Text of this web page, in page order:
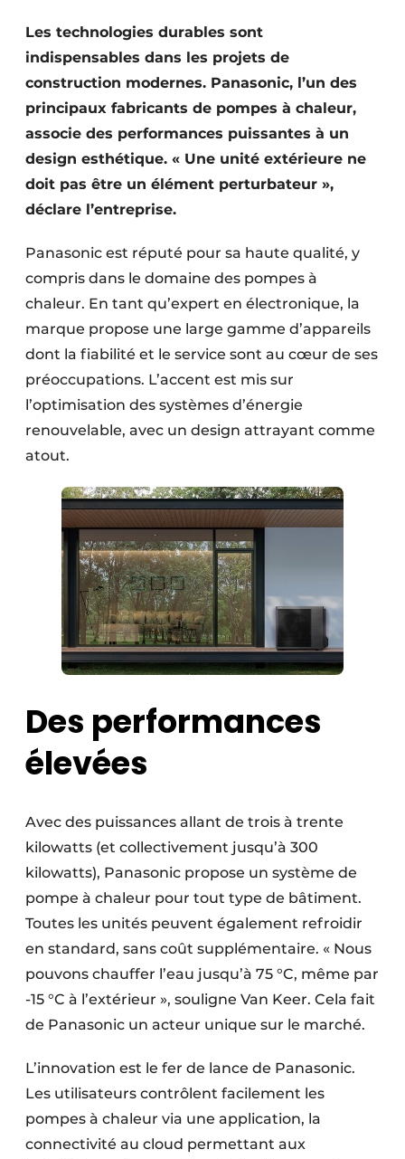
S’inscrire
Termes et conditions
Video’s
Les technologies durables sont
indispensables dans les projets de
construction modernes. Panasonic, l’un des
principaux fabricants de pompes à chaleur,
associe des performances puissantes à un
design esthétique. « Une unité extérieure ne
doit pas être un élément perturbateur »,
déclare l’entreprise.
Panasonic est réputé pour sa haute qualité, y
compris dans le domaine des pompes à
chaleur. En tant qu’expert en électronique, la
marque propose une large gamme d’appareils
dont la fiabilité et le service sont au cœur de ses
préoccupations. L’accent est mis sur
l’optimisation des systèmes d’énergie
renouvelable, avec un design attrayant comme
atout.
Des performances
élevées
Avec des puissances allant de trois à trente
kilowatts (et collectivement jusqu’à 300
kilowatts), Panasonic propose un système de
pompe à chaleur pour tout type de bâtiment.
Toutes les unités peuvent également refroidir
en standard, sans coût supplémentaire. « Nous
pouvons chauffer l’eau jusqu’à 75 °C, même par
-15 °C à l’extérieur », souligne Van Keer. Cela fait
de Panasonic un acteur unique sur le marché.
L’innovation est le fer de lance de Panasonic.
Les utilisateurs contrôlent facilement les
pompes à chaleur via une application, la
connectivité au cloud permettant aux